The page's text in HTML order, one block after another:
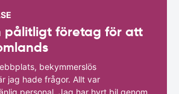
pålitligt företag för att
bekymmerslös
jag hade frågor. Allt var
personal. Jag har hyrt bil genom